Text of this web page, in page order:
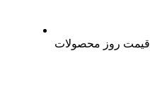
قیمت روز محصولات